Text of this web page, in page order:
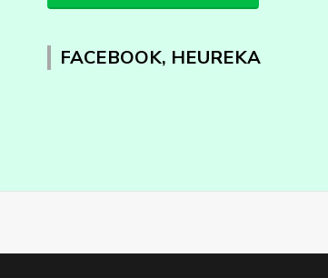
FACEBOOK, HEUREKA